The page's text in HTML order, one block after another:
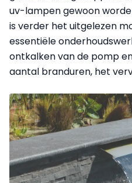
uv-lampen gewoon
is verder het uitgelezen
essentiële
ontkalken van de pomp
aantal branduren, het